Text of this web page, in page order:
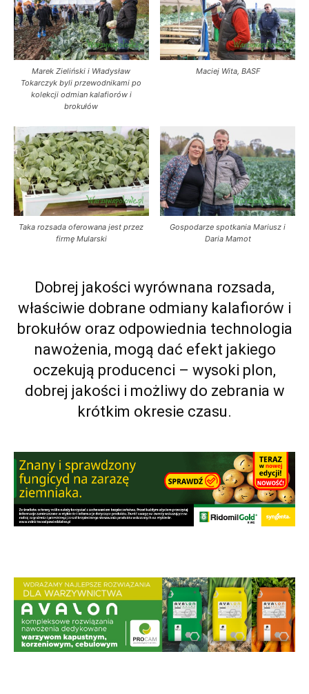
Marek Zieliński i Władysław
Tokarczyk byli przewodnikami po
kolekcji odmian kalafiorów i
brokułów
Maciej Wita, BASF
Taka rozsada oferowana jest przez
firmę Mularski
Gospodarze spotkania Mariusz i
Daria Mamot
Dobrej jakości wyrównana rozsada,
właściwie dobrane odmiany kalafiorów i
brokułów oraz odpowiednia technologia
nawożenia, mogą dać efekt jakiego
oczekują producenci – wysoki plon,
dobrej jakości i możliwy do zebrania w
krótkim okresie czasu.